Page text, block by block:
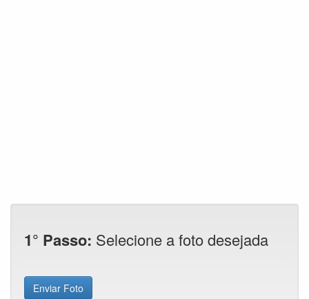
1° Passo: Selecione a foto desejada
Enviar Foto